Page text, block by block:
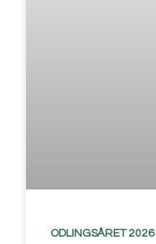
ODLINGSÅRET 2026